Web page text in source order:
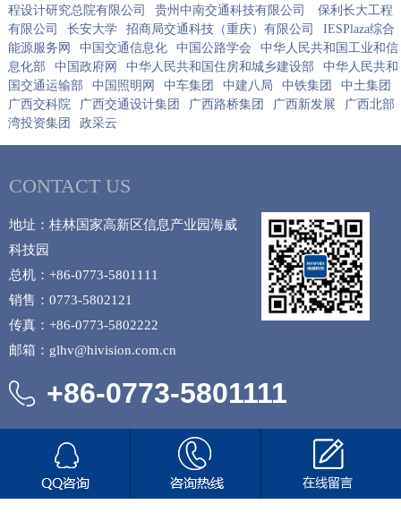
程设计研究总院有限公司
贵州中南交通科技有限公司
保利长大工程
有限公司
长安大学 招商局交通科技（重庆）有限公司
IESPlaza综合
能源服务网
中国交通信息化 中国公路学会
中华人民共和国工业和信
息化部
中国政府网 中华人民共和国住房和城乡建设部
中华人民共和
国交通运输部
中国照明网 中车集团 中建八局 中铁集团
中土集团
广西交科院
广西交通设计集团 广西路桥集团 广西新发展
广西北部
湾投资集团
政采云
CONTACT US
地址：桂林国家高新区信息产业园海威
科技园
总机：+86-0773-5801111
销售：0773-5802121
传真：+86-0773-5802222
邮箱：glhv@hivision.com.cn
+86-0773-5801111
Copyright © 2019 桂林海威科技股份有限公司 版权所有备案号：